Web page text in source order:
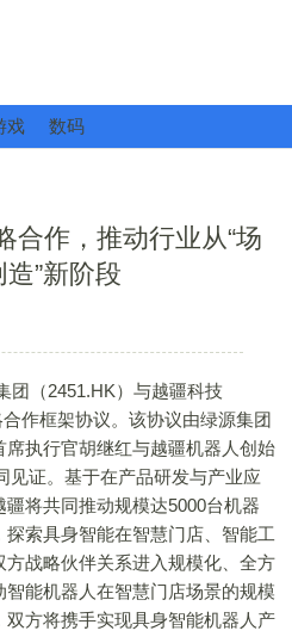
戏 数码
合作，推动行业从“场
”新阶段
（2451.HK）与越疆科技
合作框架协议。该协议由绿源集团
执行官胡继红与越疆机器人创始
见证。基于在产品研发与产业应
将共同推动规模达5000台机器
索具身智能在智慧门店、智能工
战略伙伴关系进入规模化、全方
能机器人在智慧门店场景的规模
方将携手实现具身智能机器人产